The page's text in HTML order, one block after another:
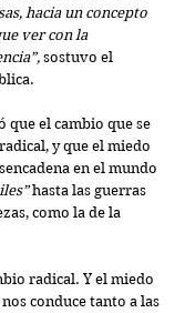
hacia un concepto
ver con la
sostuvo el
que el cambio que se
y que el miedo
en el mundo
hasta las guerras
como la de la
radical. Y el miedo
conduce tanto a las